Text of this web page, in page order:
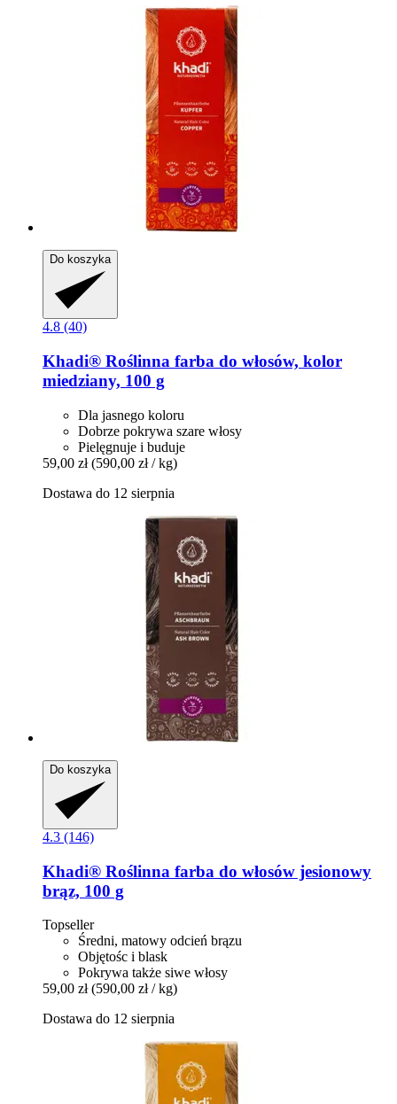
Do koszyka
4.8 (40)
Khadi® Roślinna farba do włosów, kolor
miedziany, 100 g
Dla jasnego koloru
Dobrze pokrywa szare włosy
Pielęgnuje i buduje
59,00 zł (590,00 zł / kg)
Dostawa do 12 sierpnia
Do koszyka
4.3 (146)
Khadi® Roślinna farba do włosów jesionowy
brąz, 100 g
Topseller
Średni, matowy odcień brązu
Objętośc i blask
Pokrywa także siwe włosy
59,00 zł (590,00 zł / kg)
Dostawa do 12 sierpnia